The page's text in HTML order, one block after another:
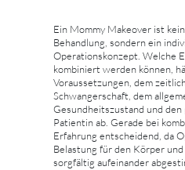
Ein Mommy Makeover ist
Behandlung, sondern ein
Operationskonzept. Welche
kombiniert werden können,
Voraussetzungen, dem
Schwangerschaft, dem
Gesundheitszustand und
Patientin ab. Gerade bei
Erfahrung entscheidend, da
Belastung für den Körper
sorgfältig aufeinander